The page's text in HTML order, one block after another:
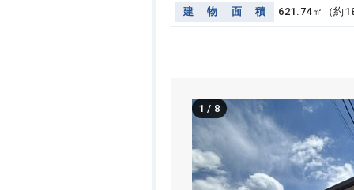
建 物 面 積 621.74㎡（約
1 / 8